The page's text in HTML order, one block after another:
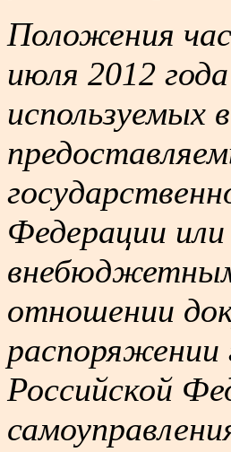
Положения
июля 2012
используемых
Федерации
отношении
распоряжении
Российской